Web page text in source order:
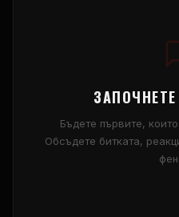
Бъдете първите,
Обсъдете битката,